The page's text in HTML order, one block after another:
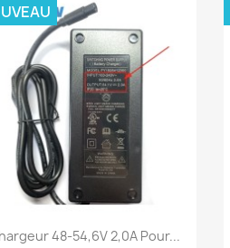
Aperçu rapide
48-54,6V 2,0A Pour...